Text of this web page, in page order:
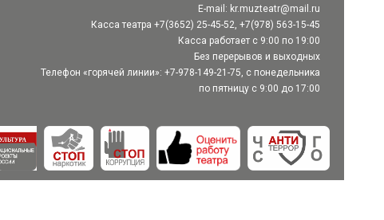
E-mail: kr.muzteatr@mail.ru
Касса театра +7(3652) 25-45-52, +7(978) 563-15-45
Касса работает с 9:00 по 19:00
Без перерывов и выходных
Телефон «горячей линии»: +7-978-149-21-75, с понедельника
по пятницу с 9:00 до 17:00